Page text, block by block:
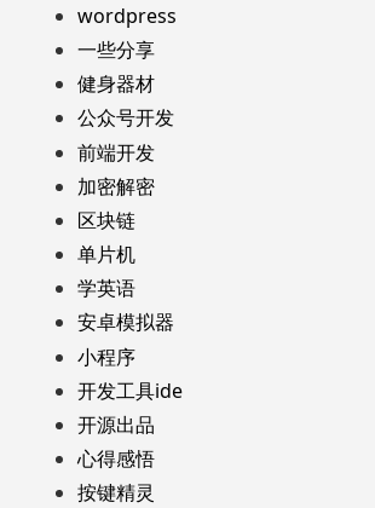
wordpress
一些分享
健身器材
公众号开发
前端开发
加密解密
区块链
单片机
学英语
安卓模拟器
小程序
开发工具ide
开源出品
心得感悟
按键精灵